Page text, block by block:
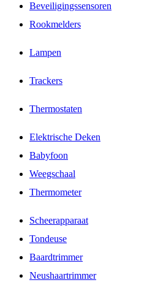
Beveiligingssensoren
Rookmelders
Lampen
Trackers
Thermostaten
Elektrische Deken
Babyfoon
Weegschaal
Thermometer
Scheerapparaat
Tondeuse
Baardtrimmer
Neushaartrimmer